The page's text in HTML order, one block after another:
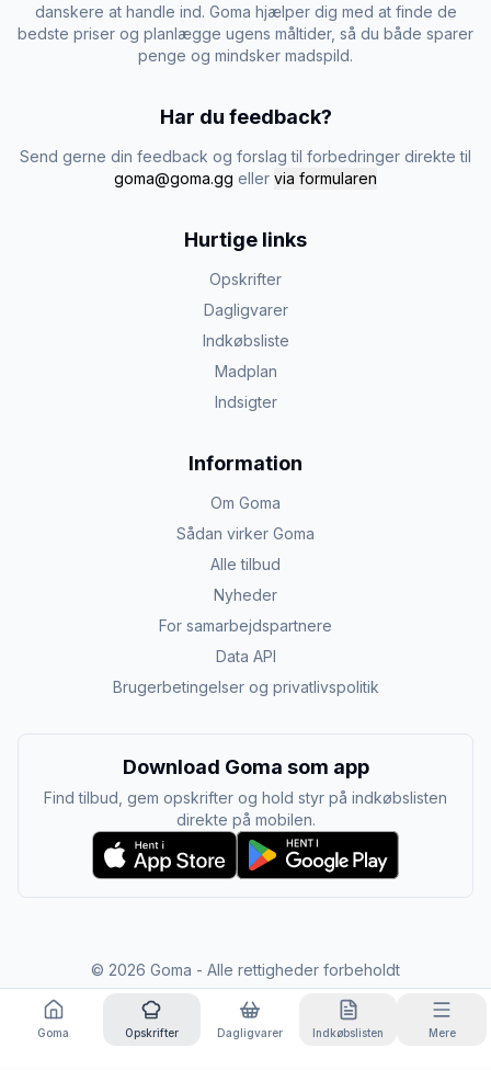
danskere at handle ind. Goma hjælper dig med at finde de
bedste priser og planlægge ugens måltider, så du både sparer
penge og mindsker madspild.
Har du feedback?
Send gerne din feedback og forslag til forbedringer direkte til
goma@goma.gg eller via formularen
Hurtige links
Opskrifter
Dagligvarer
Indkøbsliste
Madplan
Indsigter
Information
Om Goma
Sådan virker Goma
Alle tilbud
Nyheder
For samarbejdspartnere
Data API
Brugerbetingelser og privatlivspolitik
Download Goma som app
Find tilbud, gem opskrifter og hold styr på indkøbslisten
direkte på mobilen.
© 2026 Goma - Alle rettigheder forbeholdt
Goma Opskrifter Dagligvarer Indkøbslisten Mere